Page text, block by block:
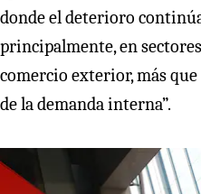
donde el deterioro
principalmente, en
comercio exterior, más
de la demanda interna”.